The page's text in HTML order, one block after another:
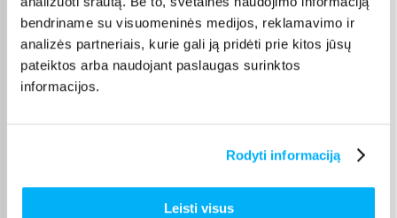
bendriname su visuomeninės medijos, reklamavimo ir
analizės partneriais, kurie gali ją pridėti prie kitos jūsų
pateiktos arba naudojant paslaugas surinktos
informacijos.
Rodyti informaciją
Leisti visus
Venipak kurjeris (2,99 €)
Rugpjūtis 7d. - Rugpjūtis 12d.
Omniva paštomatas 2,29 €)
Rugpjūtis 7d. - Rugpjūtis 11d.